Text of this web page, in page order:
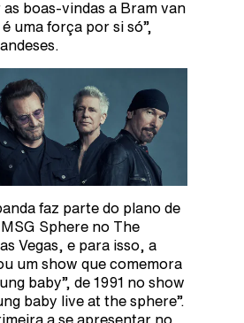
as boas-vindas a Bram van
uma força por si só”,
faz parte do plano de
Sphere no The
Vegas, e para isso, a
um show que comemora
baby”, de 1991 no show
baby live at the sphere”.
a se apresentar no